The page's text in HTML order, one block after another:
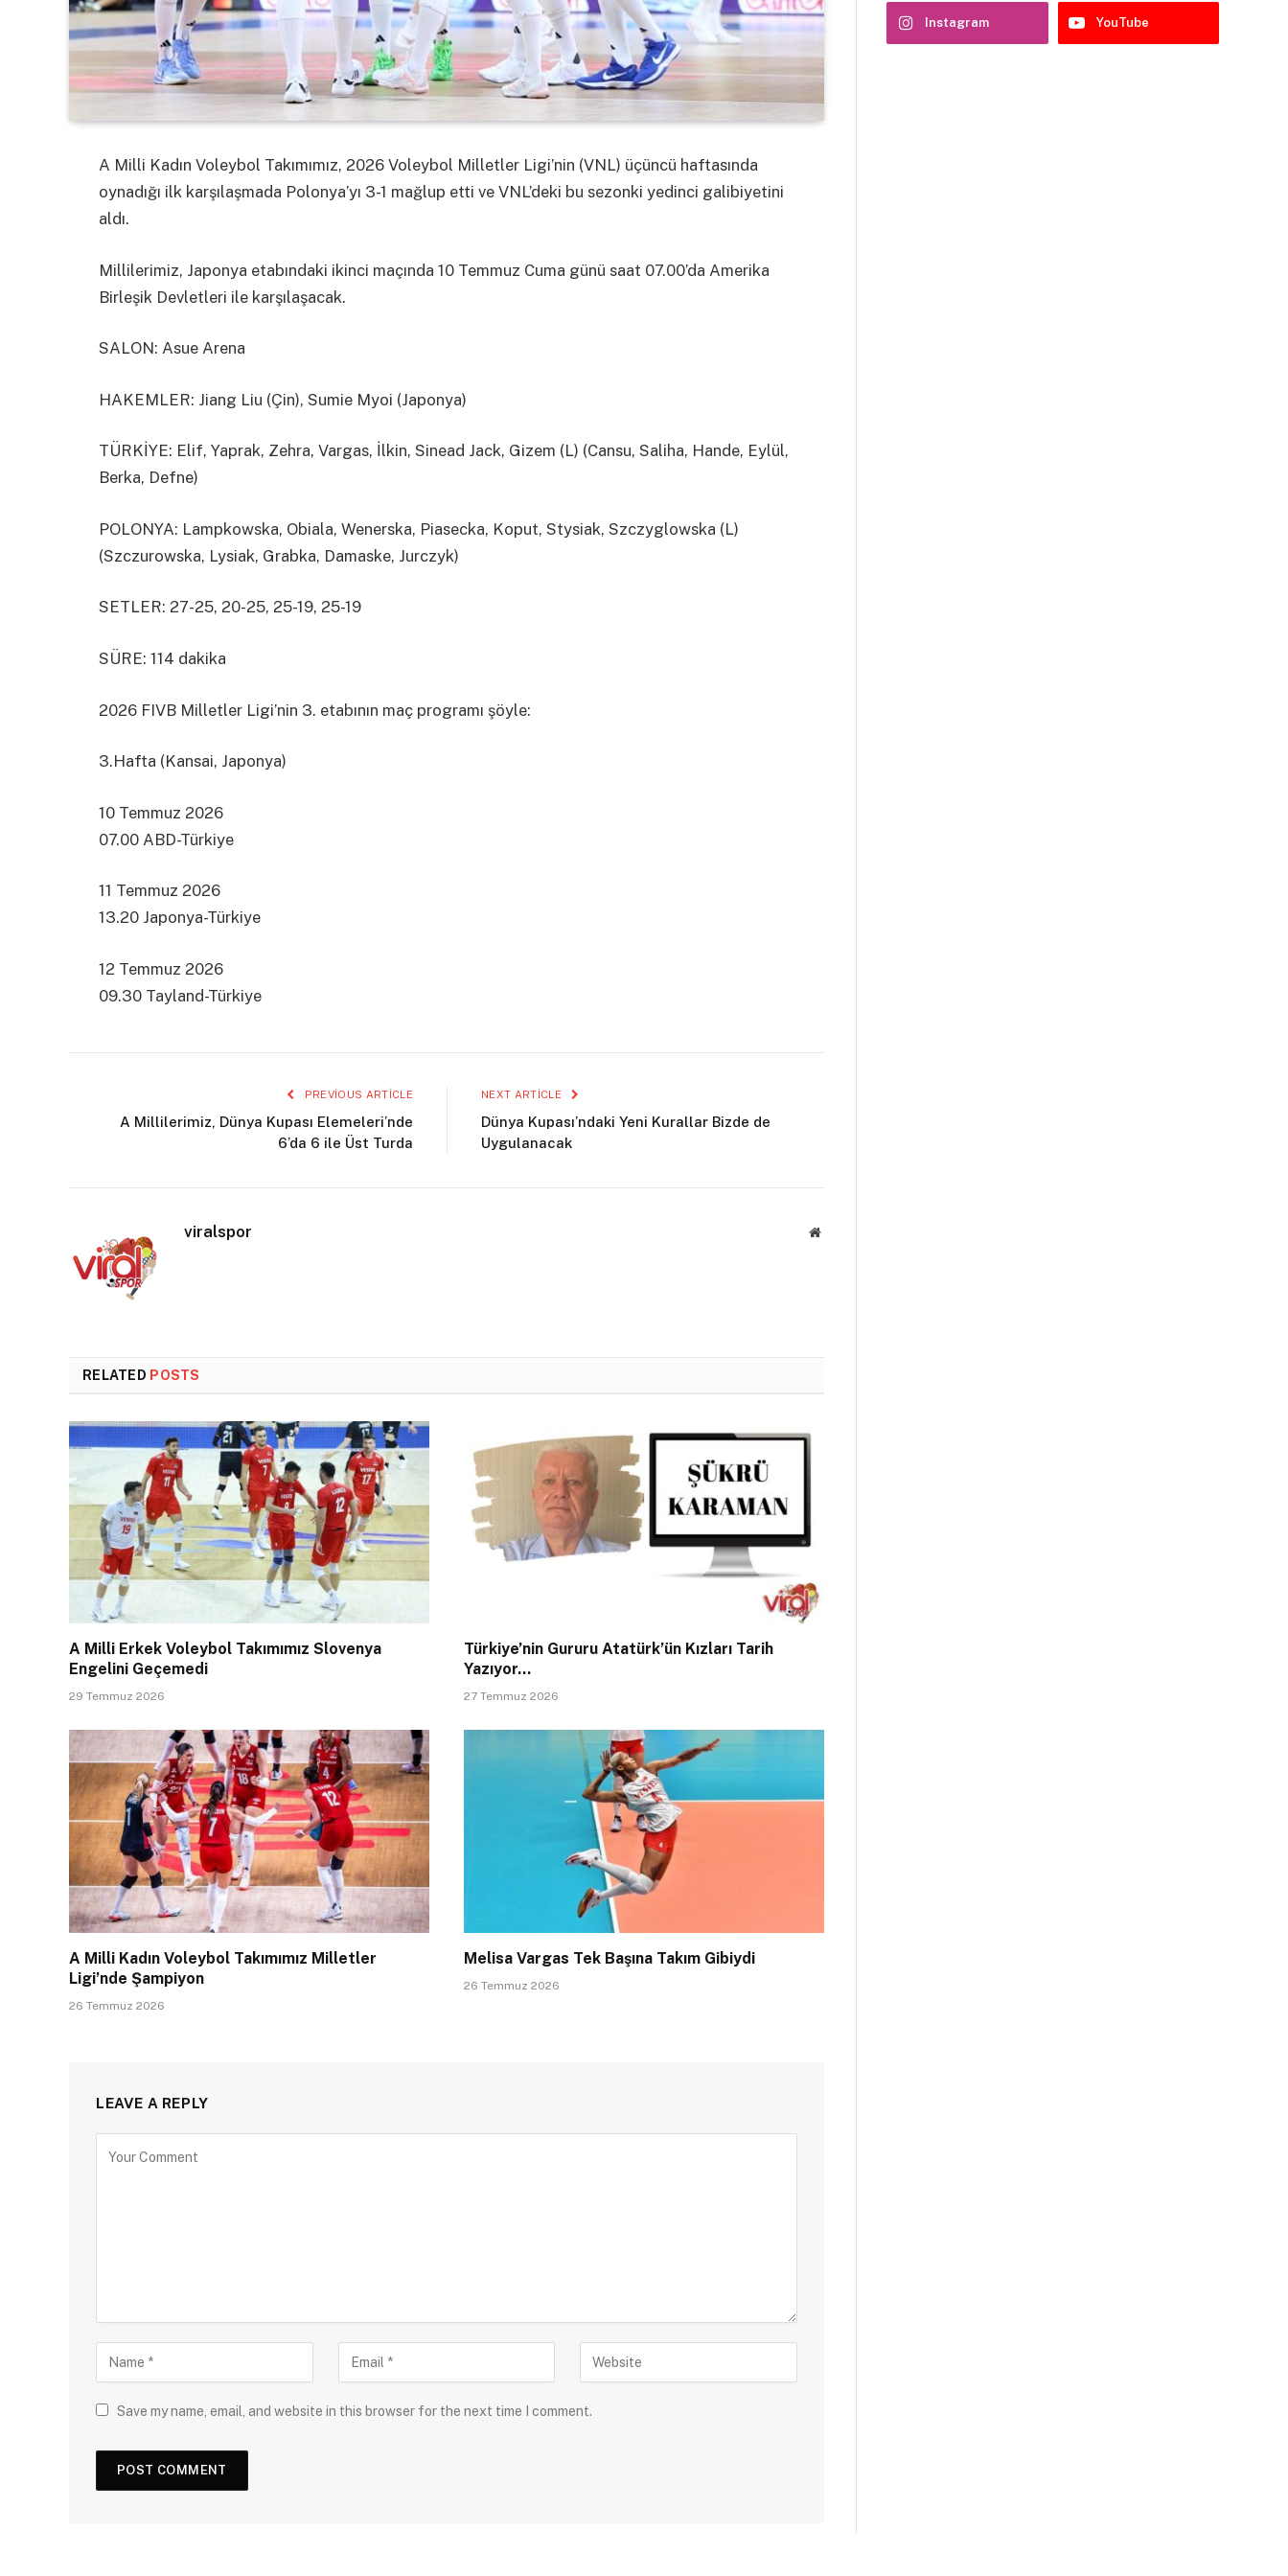
A Milli Kadın Voleybol Takımımız, 2026 Voleybol Milletler Ligi’nin (VNL) üçüncü haftasında
oynadığı ilk karşılaşmada Polonya’yı 3-1 mağlup etti ve VNL’deki bu sezonki yedinci galibiyetini
aldı.
Millilerimiz, Japonya etabındaki ikinci maçında 10 Temmuz Cuma günü saat 07.00’da Amerika
Birleşik Devletleri ile karşılaşacak.
SALON: Asue Arena
HAKEMLER: Jiang Liu (Çin), Sumie Myoi (Japonya)
TÜRKİYE: Elif, Yaprak, Zehra, Vargas, İlkin, Sinead Jack, Gizem (L) (Cansu, Saliha, Hande, Eylül,
Berka, Defne)
POLONYA: Lampkowska, Obiala, Wenerska, Piasecka, Koput, Stysiak, Szczyglowska (L)
(Szczurowska, Lysiak, Grabka, Damaske, Jurczyk)
SETLER: 27-25, 20-25, 25-19, 25-19
SÜRE: 114 dakika
2026 FIVB Milletler Ligi’nin 3. etabının maç programı şöyle:
3.Hafta (Kansai, Japonya)
10 Temmuz 2026
07.00 ABD-Türkiye
11 Temmuz 2026
13.20 Japonya-Türkiye
12 Temmuz 2026
09.30 Tayland-Türkiye
PREVIOUS ARTICLE
A Millilerimiz, Dünya Kupası Elemeleri’nde
6’da 6 ile Üst Turda
NEXT ARTICLE
Dünya Kupası’ndaki Yeni Kurallar Bizde de
Uygulanacak
viralspor Website
RELATED POSTS
A Milli Erkek Voleybol Takımımız Slovenya
Engelini Geçemedi
29 Temmuz 2026
Türkiye’nin Gururu Atatürk’ün Kızları Tarih
Yazıyor…
27 Temmuz 2026
A Milli Kadın Voleybol Takımımız Milletler
Ligi’nde Şampiyon
26 Temmuz 2026
Melisa Vargas Tek Başına Takım Gibiydi
26 Temmuz 2026
LEAVE A REPLY
Save my name, email, and website in this browser for the next time I comment.
Instagram YouTube